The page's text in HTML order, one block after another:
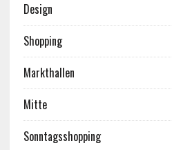
Design
Shopping
Markthallen
Mitte
Sonntagsshopping